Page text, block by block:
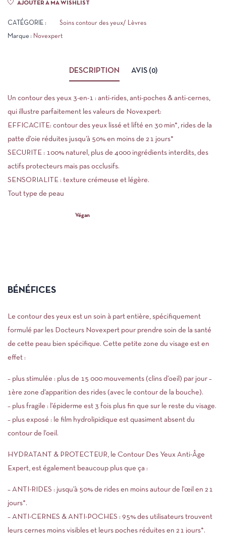
AJOUTER À MA WISHLIST
CATÉGORIE : Soins contour des yeux/ Lèvres
Marque : Novexpert
DESCRIPTION AVIS (0)
Un contour des yeux 3-en-1 : anti-rides, anti-poches & anti-cernes,
qui illustre parfaitement les valeurs de Novexpert:
EFFICACITE: contour des yeux lissé et lifté en 30 min*, rides de la
patte d’oie réduites jusqu’à 50% en moins de 21 jours*
SECURITE : 100% naturel, plus de 4000 ingrédients interdits, des
actifs protecteurs mais pas occlusifs.
SENSORIALITE : texture crémeuse et légère.
Tout type de peau
Végan& Bio
BÉNÉFICES
Le contour des yeux est un soin à part entière, spécifiquement
formulé par les Docteurs Novexpert pour prendre soin de la santé
de cette peau bien spécifique. Cette petite zone du visage est en
effet :
– plus stimulée : plus de 15 000 mouvements (clins d’oeil) par jour –
1ère zone d’apparition des rides (avec le contour de la bouche).
– plus fragile : l’épiderme est 3 fois plus fin que sur le reste du visage.
– plus exposé : le film hydrolipidique est quasiment absent du
contour de l’oeil.
HYDRATANT & PROTECTEUR, le Contour Des Yeux Anti-Âge
Expert, est également beaucoup plus que ça :
– ANTI-RIDES : jusqu’à 50% de rides en moins autour de l’œil en 21
jours*.
– ANTI-CERNES & ANTI-POCHES : 95% des utilisateurs trouvent
leurs cernes moins visibles et leurs poches réduites en 21 jours*.